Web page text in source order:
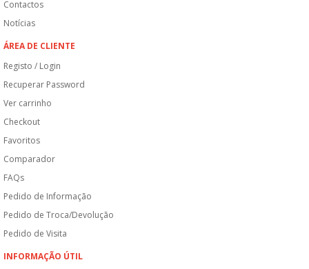
Contactos
Notícias
ÁREA DE CLIENTE
Registo / Login
Recuperar Password
Ver carrinho
Checkout
Favoritos
Comparador
FAQs
Pedido de Informação
Pedido de Troca/Devolução
Pedido de Visita
INFORMAÇÃO ÚTIL